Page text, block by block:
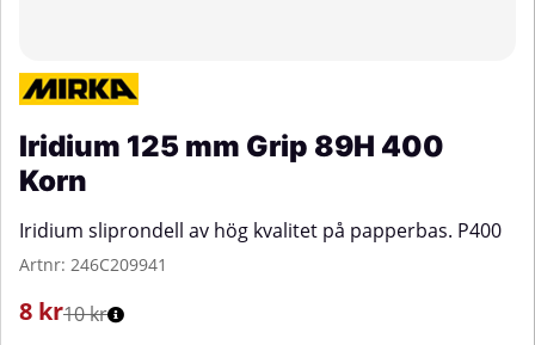
Iridium 125 mm Grip 89H 400
Korn
Iridium sliprondell av hög kvalitet på papperbas. P400
Artnr: 246C209941
8 kr10 kr